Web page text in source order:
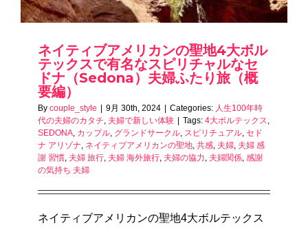
ネイティブアメリカンの聖地4大ボル
テックスで有名なスピリチャルなセ
ドナ（Sedona）夫婦ふたり旅（概
要編）
By couple_style 9月 30th, 2024 Categories: 人生100年時
代の夫婦のカタチ, 夫婦で新しい体験 Tags: 4大ボルテックス,
SEDONA, カップル, グランドサークル, スピリチュアル, セド
ナ アリゾナ, ネイティブアメリカンの聖地, 共感, 夫婦, 夫婦 感
謝 習慣, 夫婦 旅行, 夫婦 海外旅行, 夫婦の協力, 夫婦関係, 感謝
の気持ち 夫婦
ネイティブアメリカンの聖地4大ボルテックス